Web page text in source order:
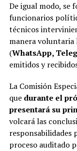
De igual modo, se
funcionarios
técnicos
manera
(WhatsApp,
emitidos y
La Comisión
que durante el
presentará su
volcará las
responsabilidades
proceso auditado